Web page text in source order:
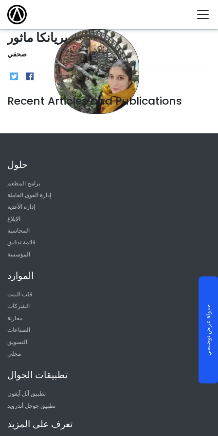
بريانكا ماثور
صحفي
Recent Articles and Publications
حلول
برامج المطعم
إدارة القوى العاملة
إدارة الأغذية
الإبلاغ
المحاسبة
قائمة تدقيق
المؤسسة
الموارد
قلب البيت
الشركات
مقارنة
الصناعات
التسويق
محلي
تطبيقات الجوال
تطبيق آبل آيفون
تطبيق جوجل أندرويد
تعرف على المزيد
جدولة عرض توضيحي